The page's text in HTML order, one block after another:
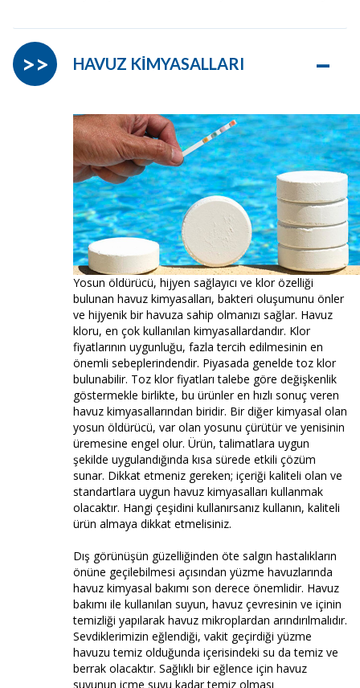
HAVUZ KİMYASALLARI –
>>
Yosun öldürücü, hijyen sağlayıcı ve klor özelliği
bulunan havuz kimyasalları, bakteri oluşumunu önler
ve hijyenik bir havuza sahip olmanızı sağlar. Havuz
kloru, en çok kullanılan kimyasallardandır. Klor
fiyatlarının uygunluğu, fazla tercih edilmesinin en
önemli sebeplerindendir. Piyasada genelde toz klor
bulunabilir. Toz klor fiyatları talebe göre değişkenlik
göstermekle birlikte, bu ürünler en hızlı sonuç veren
havuz kimyasallarından biridir. Bir diğer kimyasal olan
yosun öldürücü, var olan yosunu çürütür ve yenisinin
üremesine engel olur. Ürün, talimatlara uygun
şekilde uygulandığında kısa sürede etkili çözüm
sunar. Dikkat etmeniz gereken; içeriği kaliteli olan ve
standartlara uygun havuz kimyasalları kullanmak
olacaktır. Hangi çeşidini kullanırsanız kullanın, kaliteli
ürün almaya dikkat etmelisiniz.
Dış görünüşün güzelliğinden öte salgın hastalıkların
önüne geçilebilmesi açısından yüzme havuzlarında
havuz kimyasal bakımı son derece önemlidir. Havuz
bakımı ile kullanılan suyun, havuz çevresinin ve içinin
temizliği yapılarak havuz mikroplardan arındırılmalıdır.
Sevdiklerimizin eğlendiği, vakit geçirdiği yüzme
havuzu temiz olduğunda içerisindeki su da temiz ve
berrak olacaktır. Sağlıklı bir eğlence için havuz
suyunun içme suyu kadar temiz olması